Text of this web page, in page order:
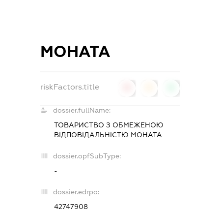
МОНАТА
riskFactors.title
dossier.fullName:
ТОВАРИСТВО З ОБМЕЖЕНОЮ
ВІДПОВІДАЛЬНІСТЮ МОНАТА
dossier.opfSubType:
-
dossier.edrpo:
42747908